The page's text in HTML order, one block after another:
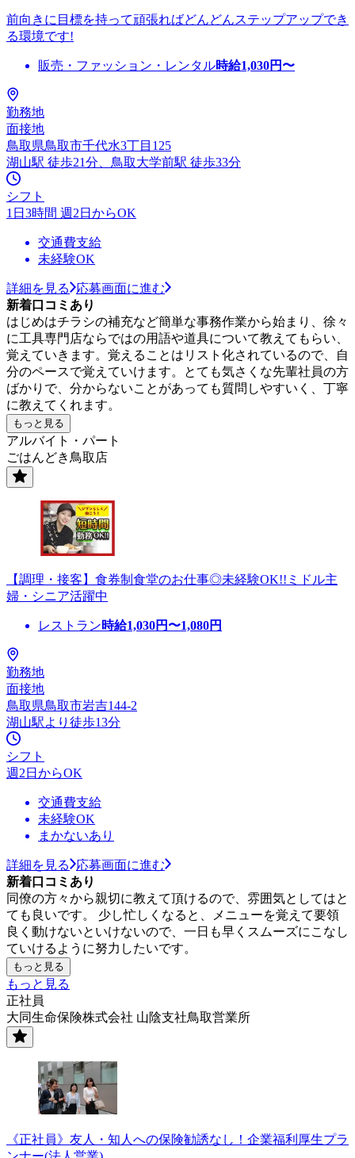
前向きに目標を持って頑張ればどんどんステップアップでき
る環境です!
販売・ファッション・レンタル時給1,030円〜
勤務地
面接地
鳥取県鳥取市千代水3丁目125
湖山駅 徒歩21分、鳥取大学前駅 徒歩33分
シフト
1日3時間 週2日からOK
交通費支給
未経験OK
詳細を見る
応募画面に進む
新着口コミあり
はじめはチラシの補充など簡単な事務作業から始まり、徐々
に工具専門店ならではの用語や道具について教えてもらい、
覚えていきます。覚えることはリスト化されているので、自
分のペースで覚えていけます。とても気さくな先輩社員の方
ばかりで、分からないことがあっても質問しやすいく、丁寧
に教えてくれます。
もっと見る
アルバイト・パート
ごはんどき鳥取店
【調理・接客】食券制食堂のお仕事◎未経験OK!!ミドル主
婦・シニア活躍中
レストラン時給1,030円〜1,080円
勤務地
面接地
鳥取県鳥取市岩吉144-2
湖山駅より徒歩13分
シフト
週2日からOK
交通費支給
未経験OK
まかないあり
詳細を見る
応募画面に進む
新着口コミあり
同僚の方々から親切に教えて頂けるので、雰囲気としてはと
ても良いです。 少し忙しくなると、メニューを覚えて要領
良く動けないといけないので、一日も早くスムーズにこなし
ていけるように努力したいです。
もっと見る
もっと見る
正社員
大同生命保険株式会社 山陰支社鳥取営業所
《正社員》友人・知人への保険勧誘なし！企業福利厚生プラ